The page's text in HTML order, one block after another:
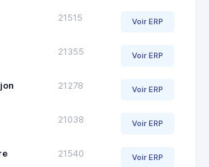
21515 Voir ERP
21355 Voir ERP
21278 Voir ERP
21038 Voir ERP
21540 Voir ERP